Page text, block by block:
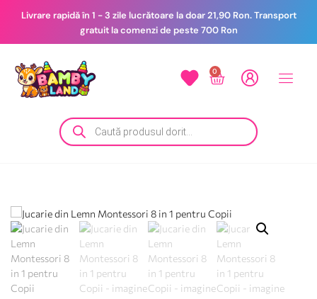
Livrare rapidă în 1 - 3 zile lucrătoare la doar 21,90 Ron. Transport
gratuit la comenzi de peste 700 Ron
0